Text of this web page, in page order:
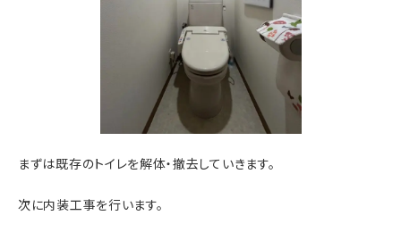
まずは既存のトイレを解体・撤去していきます。
次に内装工事を行います。